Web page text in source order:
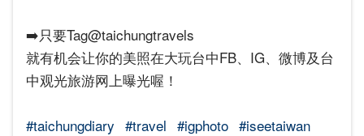
➡️只要Tag@taichungtravels
就有机会让你的美照在大玩台中FB、IG、微博及台
中观光旅游网上曝光喔！
#taichungdiary #travel #igphoto #iseetaiwan